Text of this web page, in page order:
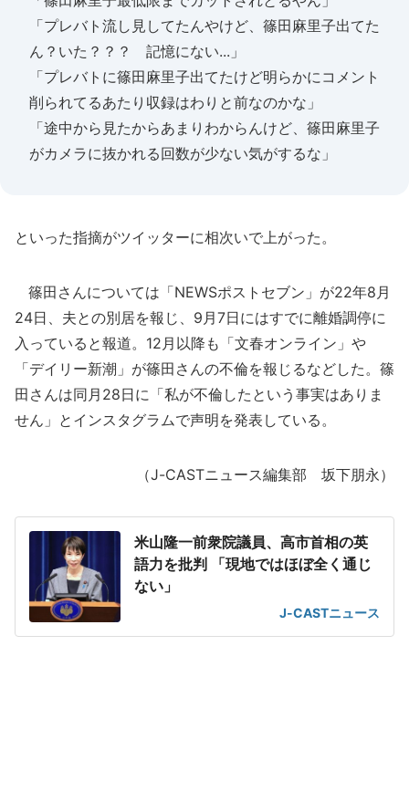
「プレバト流し見してたんやけど、篠田麻里子出てた
ん？いた？？？ 記憶にない...」
「プレバトに篠田麻里子出てたけど明らかにコメント
削られてるあたり収録はわりと前なのかな」
「途中から見たからあまりわからんけど、篠田麻里子
がカメラに抜かれる回数が少ない気がするな」
といった指摘がツイッターに相次いで上がった。
篠田さんについては「NEWSポストセブン」が22年8月
24日、夫との別居を報じ、9月7日にはすでに離婚調停に
入っていると報道。12月以降も「文春オンライン」や
「デイリー新潮」が篠田さんの不倫を報じるなどした。篠
田さんは同月28日に「私が不倫したという事実はありま
せん」とインスタグラムで声明を発表している。
（J-CASTニュース編集部 坂下朋永）
米山隆一前衆院議員、高市首相の英
語力を批判 「現地ではほぼ全く通じ
ない」
J-CASTニュース